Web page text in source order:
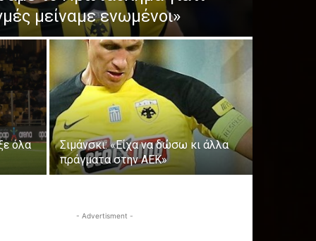
μείναμε ενωμένοι»
όλα
Σιμάνσκι: «Είχα να δώσω κι άλλα
πράγματα στην ΑΕΚ»
- Advertisment -